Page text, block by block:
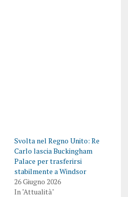
Svolta nel Regno Unito: Re
Carlo lascia Buckingham
Palace per trasferirsi
stabilmente a Windsor
26 Giugno 2026
In "Attualità"